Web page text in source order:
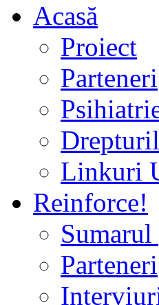
Acasă
Proiect
Parteneri
Linkuri
Reinforce!
Parteneri